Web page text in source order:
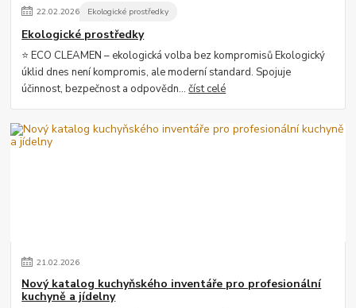
22.02.2026 Ekologické prostředky
Ekologické prostředky
⭐ ECO CLEAMEN – ekologická volba bez kompromisů Ekologický
úklid dnes není kompromis, ale moderní standard. Spojuje
účinnost, bezpečnost a odpovědn...číst celé
21.02.2026
Nový katalog kuchyňského inventáře pro profesionální
kuchyně a jídelny